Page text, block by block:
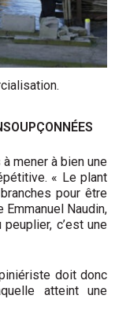
mener à bien une
« Le plant
pour être
Naudin,
c’est une
doit donc
atteint une